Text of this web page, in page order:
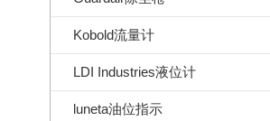
Kobold流量计
LDI Industries液位计
luneta油位指示